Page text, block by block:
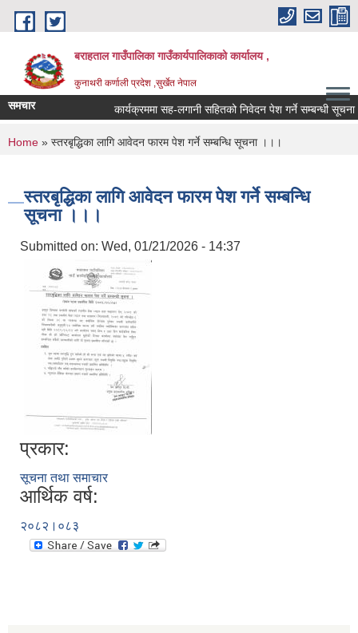
Skip to main content
बराहताल गाउँपालिका गाउँकार्यपालिकाको कार्यालय ,
कुनाथरी कर्णाली प्रदेश ,सुर्खेत नेपाल
समचार कार्यक्रममा सह-लगानी सहितको निवेदन पेश गर्ने सम्बन्धी सूचना
You are here
Home » स्तरबृद्धिका लागि आवेदन फारम पेश गर्ने सम्बन्धि सूचना ।।।
स्तरबृद्धिका लागि आवेदन फारम पेश गर्ने सम्बन्धि
सूचना ।।।
Submitted on: Wed, 01/21/2026 - 14:37
प्रकार:
सूचना तथा समाचार
आर्थिक वर्ष:
२०८२।०८३